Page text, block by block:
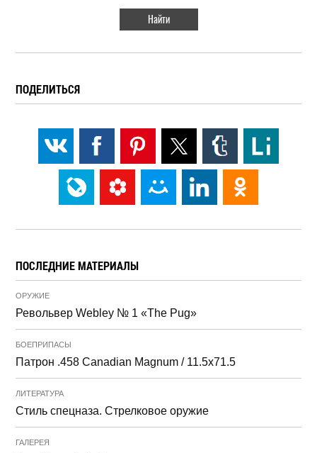
ПОДЕЛИТЬСЯ
ПОСЛЕДНИЕ МАТЕРИАЛЫ
ОРУЖИЕ
Револьвер Webley № 1 «The Pug»
БОЕПРИПАСЫ
Патрон .458 Canadian Magnum / 11.5x71.5
ЛИТЕРАТУРА
Стиль спецназа. Стрелковое оружие
ГАЛЕРЕЯ